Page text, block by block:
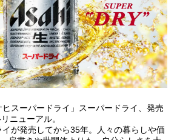
スーパードライ」スーパードライ、発売
ニューアル。
が発売してから35年。人々の暮らしや価